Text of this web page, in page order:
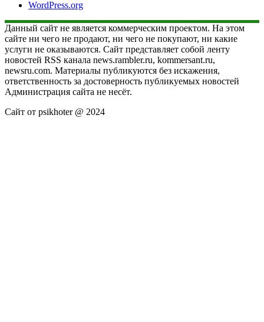
WordPress.org
Данный сайт не является коммерческим проектом. На этом
сайте ни чего не продают, ни чего не покупают, ни какие
услуги не оказываются. Сайт представляет собой ленту
новостей RSS канала news.rambler.ru, kommersant.ru,
newsru.com. Материалы публикуются без искажения,
ответственность за достоверность публикуемых новостей
Администрация сайта не несёт.
Сайт от psikhoter @ 2024